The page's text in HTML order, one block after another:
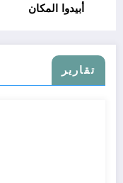
أبيدوا المكان
تقارير